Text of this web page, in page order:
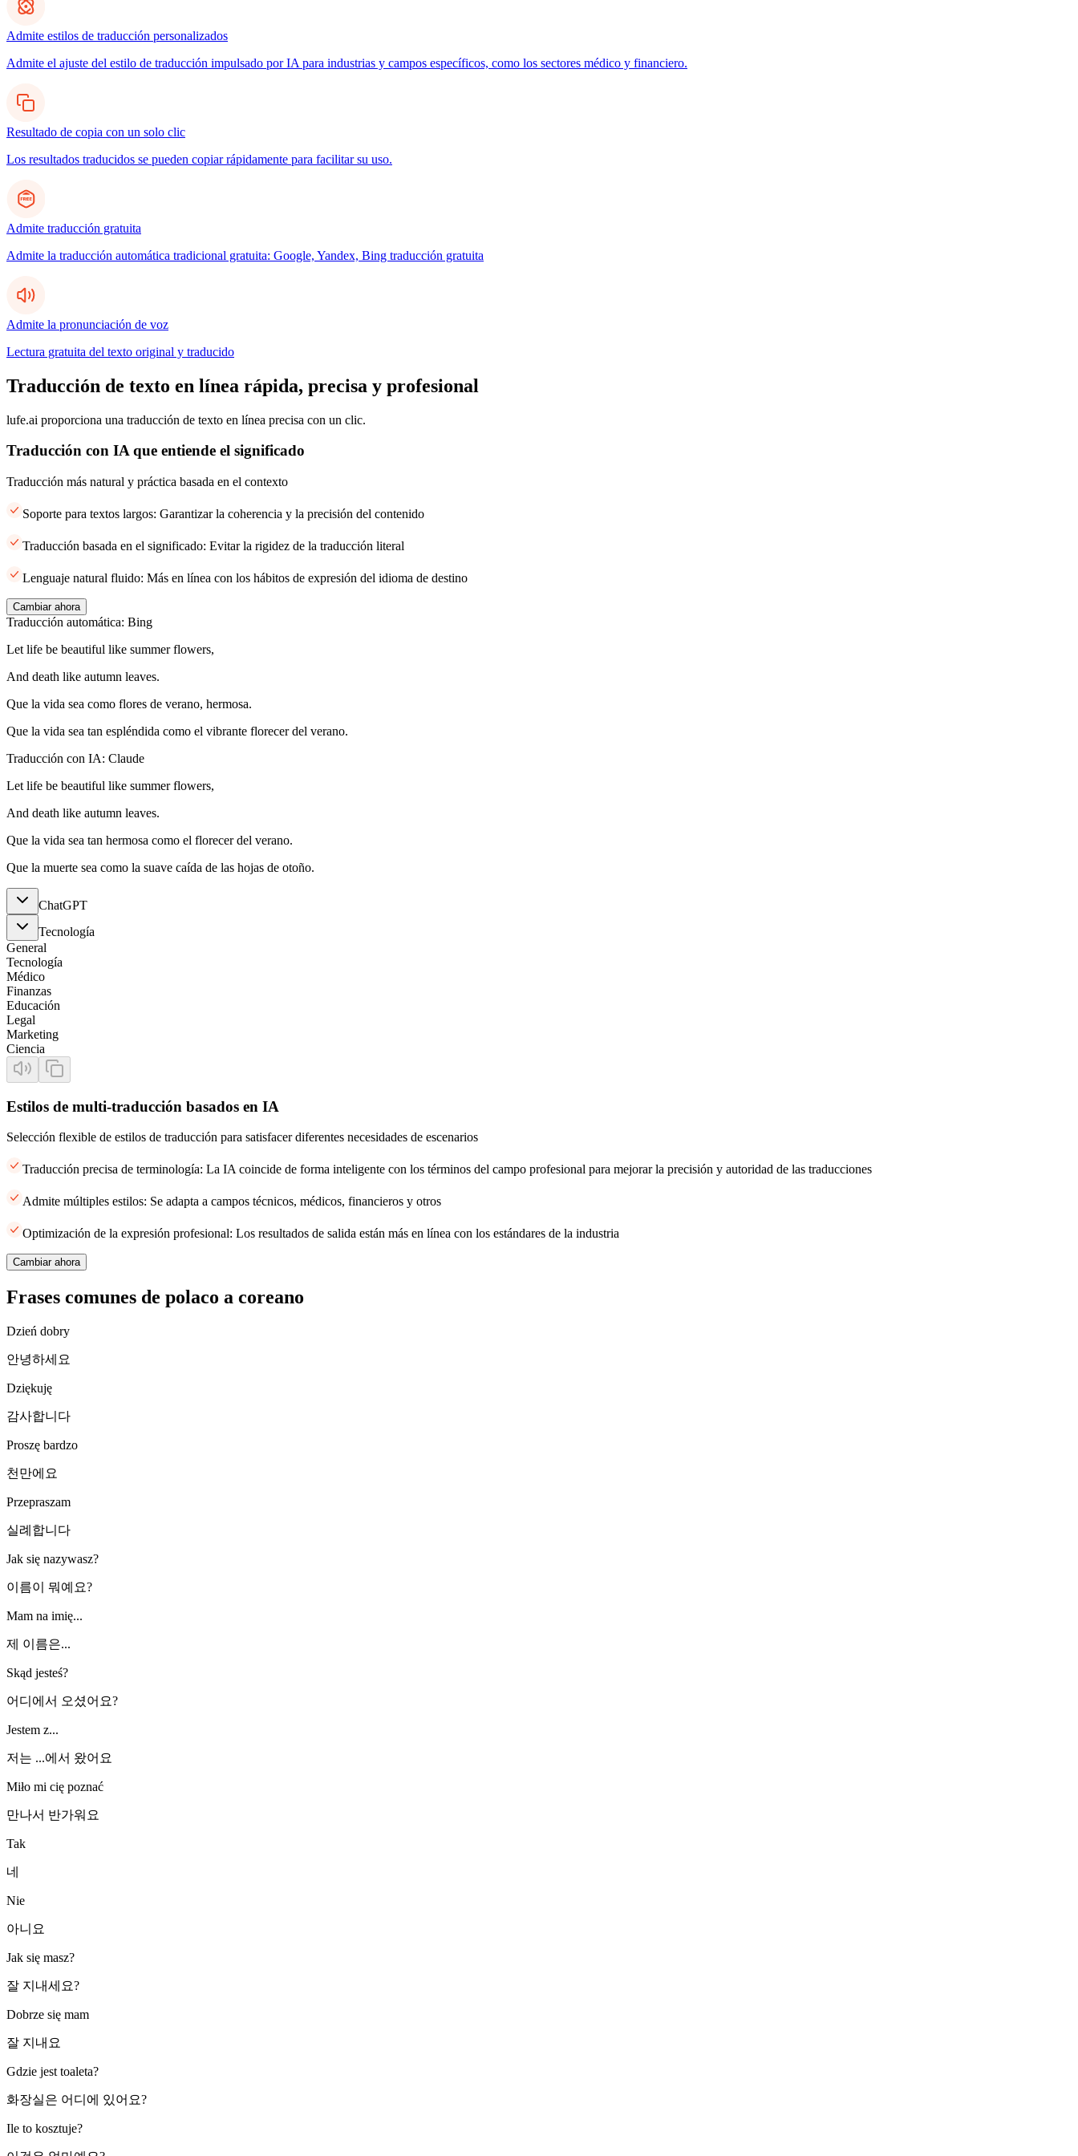
Admite estilos de traducción personalizados
Admite el ajuste del estilo de traducción impulsado por IA para industrias y campos específicos, como los sectores médico y financiero.
Resultado de copia con un solo clic
Los resultados traducidos se pueden copiar rápidamente para facilitar su uso.
Admite traducción gratuita
Admite la traducción automática tradicional gratuita: Google, Yandex, Bing traducción gratuita
Admite la pronunciación de voz
Lectura gratuita del texto original y traducido
Traducción de texto en línea rápida, precisa y profesional
lufe.ai proporciona una traducción de texto en línea precisa con un clic.
Traducción con IA que entiende el significado
Traducción más natural y práctica basada en el contexto
Soporte para textos largos: Garantizar la coherencia y la precisión del contenido
Traducción basada en el significado: Evitar la rigidez de la traducción literal
Lenguaje natural fluido: Más en línea con los hábitos de expresión del idioma de destino
Cambiar ahora
Traducción automática: Bing
Let life be beautiful like summer flowers,
And death like autumn leaves.
Que la vida sea como flores de verano, hermosa.
Que la vida sea tan espléndida como el vibrante florecer del verano.
Traducción con IA: Claude
Let life be beautiful like summer flowers,
And death like autumn leaves.
Que la vida sea tan hermosa como el florecer del verano.
Que la muerte sea como la suave caída de las hojas de otoño.
ChatGPT
Tecnología
General
Tecnología
Médico
Finanzas
Educación
Legal
Marketing
Ciencia
Estilos de multi-traducción basados en IA
Selección flexible de estilos de traducción para satisfacer diferentes necesidades de escenarios
Traducción precisa de terminología: La IA coincide de forma inteligente con los términos del campo profesional para mejorar la precisión y autoridad de las traducciones
Admite múltiples estilos: Se adapta a campos técnicos, médicos, financieros y otros
Optimización de la expresión profesional: Los resultados de salida están más en línea con los estándares de la industria
Cambiar ahora
Frases comunes de polaco a coreano
Dzień dobry
안녕하세요
Dziękuję
감사합니다
Proszę bardzo
천만에요
Przepraszam
실례합니다
Jak się nazywasz?
이름이 뭐예요?
Mam na imię...
제 이름은...
Skąd jesteś?
어디에서 오셨어요?
Jestem z...
저는 ...에서 왔어요
Miło mi cię poznać
만나서 반가워요
Tak
네
Nie
아니요
Jak się masz?
잘 지내세요?
Dobrze się mam
잘 지내요
Gdzie jest toaleta?
화장실은 어디에 있어요?
Ile to kosztuje?